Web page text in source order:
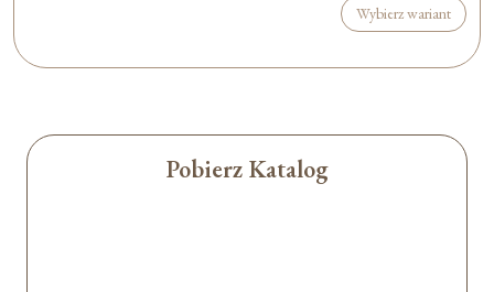
Wybierz wariant
Pobierz Katalog